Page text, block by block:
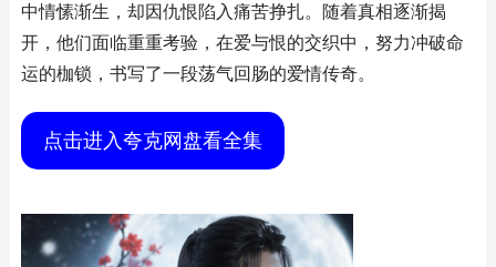
中情愫渐生，却因仇恨陷入痛苦挣扎。随着真相逐渐揭
开，他们面临重重考验，在爱与恨的交织中，努力冲破命
运的枷锁，书写了一段荡气回肠的爱情传奇。
点击进入夸克网盘看全集